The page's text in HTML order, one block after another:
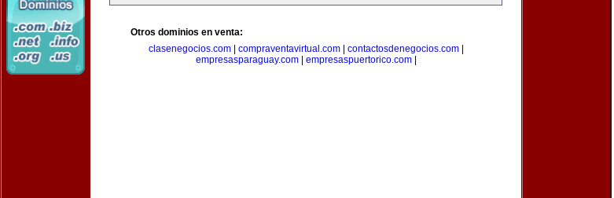
Otros dominios en venta:
clasenegocios.com| compraventavirtual.com| contactosdenegocios.com|
empresasparaguay.com| empresaspuertorico.com|